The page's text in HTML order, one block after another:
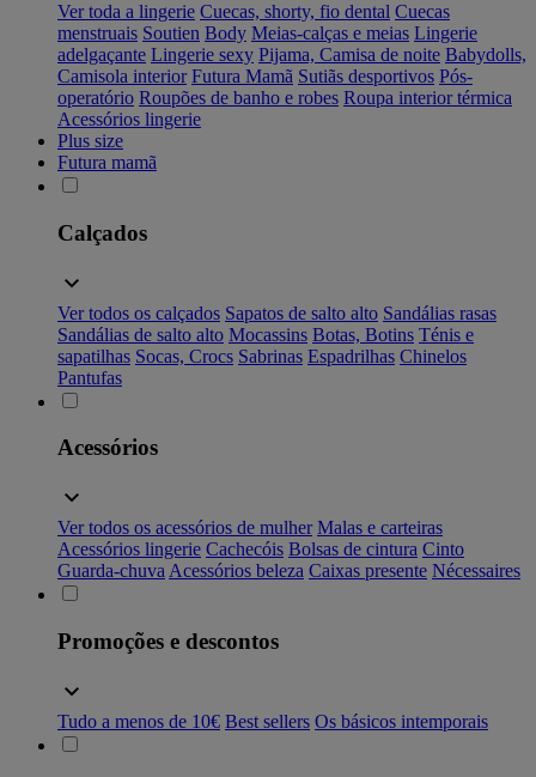
Ver toda a lingerie Cuecas, shorty, fio dental Cuecas
menstruais Soutien Body Meias-calças e meias Lingerie
adelgaçante Lingerie sexy Pijama, Camisa de noite Babydolls,
Camisola interior Futura Mamã Sutiãs desportivos Pós-
operatório Roupões de banho e robes Roupa interior térmica
Acessórios lingerie
Plus size
Futura mamã
Calçados
Ver todos os calçados Sapatos de salto alto Sandálias rasas
Sandálias de salto alto Mocassins Botas, Botins Ténis e
sapatilhas Socas, Crocs Sabrinas Espadrilhas Chinelos
Pantufas
Acessórios
Ver todos os acessórios de mulher Malas e carteiras
Acessórios lingerie Cachecóis Bolsas de cintura Cinto
Guarda-chuva Acessórios beleza Caixas presente Nécessaires
Promoções e descontos
Tudo a menos de 10€ Best sellers Os básicos intemporais